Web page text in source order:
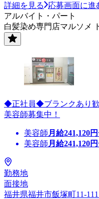
詳細を見る
応募画面に進
アルバイト・パート
白髪染め専門店マルソメ
◆正社員◆ブランクあり
美容師募集中！
美容師 月給241,120
美容師 月給241,120
勤務地
面接地
福井県福井市飯塚町11-